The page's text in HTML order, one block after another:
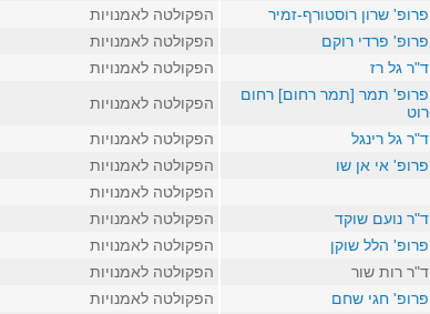
פרופ' שרון רוסטורף-זמיר
הפקולטה לאמנויות
פרופ' פרדי רוקם
הפקולטה לאמנויות
ד"ר גל רז
הפקולטה לאמנויות
פרופ' תמר [תמר רחום] רחום
רוט
הפקולטה לאמנויות
ד"ר גל רינגל
הפקולטה לאמנויות
פרופ' אי אן שו
הפקולטה לאמנויות
הפקולטה לאמנויות
ד"ר נועם שוקד
הפקולטה לאמנויות
פרופ' הלל שוקן
הפקולטה לאמנויות
ד"ר רות שור
הפקולטה לאמנויות
פרופ' חגי שחם
הפקולטה לאמנויות